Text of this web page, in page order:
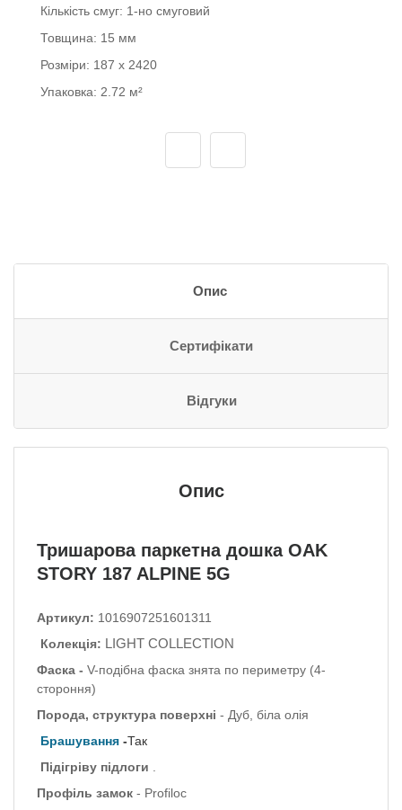
Кількість смуг: 1-но смуговий
Товщина: 15 мм
Розміри: 187 x 2420
Упаковка: 2.72 м²
Опис
Сертифікати
Відгуки
Опис
Тришарова паркетна дошка OAK
STORY 187 ALPINE 5G
Артикул: 1016907251601311
Колекція: LIGHT COLLECTION
Фаска - V-подібна фаска знята по периметру (4-
стороння)
Порода, структура поверхні - Дуб, біла олія
Брашування -Так
Підігріву підлоги
Профіль замок - Profiloc